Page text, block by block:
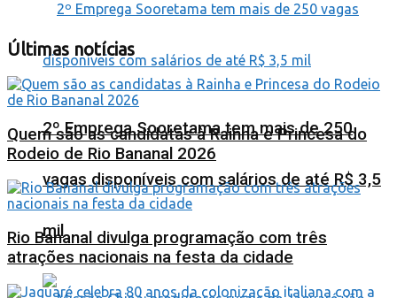
2º Emprega Sooretama tem mais de 250
vagas disponíveis com salários de até R$ 3,5
mil
Últimas notícias
Quem são as candidatas à Rainha e Princesa do
Rodeio de Rio Bananal 2026
Rio Bananal divulga programação com três
atrações nacionais na festa da cidade